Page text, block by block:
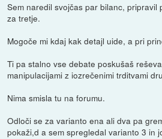
Sem naredil svojčas par bilanc, pripravil
za tretje.
Mogoče mi kdaj kak detajl uide, a pri
Ti pa stalno vse debate poskušaš
manipulacijami z iozrečenimi trditvami
Nima smisla tu na forumu.
Odloči se za varianto ena ali dva pa
pokaži,d a sem spregledal varianto 3 in